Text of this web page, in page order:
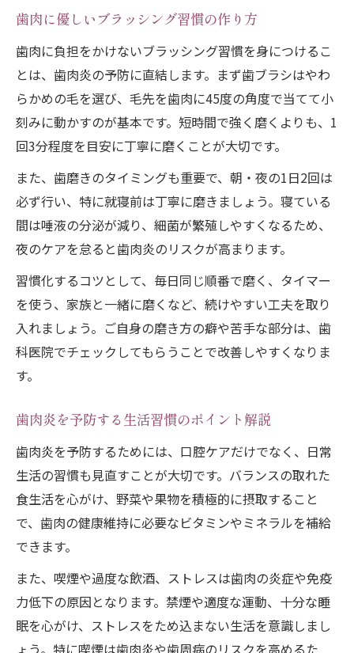
性
続けやすい歯肉ケア習慣で将来を変える
歯肉炎予防を続けるための習慣化のコツを
伝授
歯肉の健康維持に必要な日常ルーティンを
紹介
歯肉炎予防が将来の口腔トラブルを防ぐ理
由
歯肉を守るための続けやすいケア用品の選
択法
歯肉炎予防を生活に落とし込む実践アイデ
ア
歯肉に優しいブラッシング習慣の作り方
歯肉に負担をかけないブラッシング習慣を身につけるこ
とは、歯肉炎の予防に直結します。まず歯ブラシはやわ
らかめの毛を選び、毛先を歯肉に45度の角度で当てて小
刻みに動かすのが基本です。短時間で強く磨くよりも、1
回3分程度を目安に丁寧に磨くことが大切です。
また、歯磨きのタイミングも重要で、朝・夜の1日2回は
必ず行い、特に就寝前は丁寧に磨きましょう。寝ている
間は唾液の分泌が減り、細菌が繁殖しやすくなるため、
夜のケアを怠ると歯肉炎のリスクが高まります。
習慣化するコツとして、毎日同じ順番で磨く、タイマー
を使う、家族と一緒に磨くなど、続けやすい工夫を取り
入れましょう。ご自身の磨き方の癖や苦手な部分は、歯
科医院でチェックしてもらうことで改善しやすくなりま
す。
歯肉炎を予防する生活習慣のポイント解説
歯肉炎を予防するためには、口腔ケアだけでなく、日常
生活の習慣も見直すことが大切です。バランスの取れた
食生活を心がけ、野菜や果物を積極的に摂取すること
で、歯肉の健康維持に必要なビタミンやミネラルを補給
できます。
また、喫煙や過度な飲酒、ストレスは歯肉の炎症や免疫
力低下の原因となります。禁煙や適度な運動、十分な睡
眠を心がけ、ストレスをため込まない生活を意識しまし
ょう。特に喫煙は歯肉炎や歯周病のリスクを高めるた